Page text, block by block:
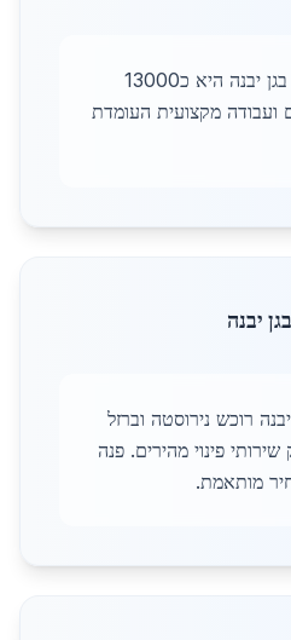
עלות נירוסטה למטבח בגן יבנה היא כ13000
ועבודה מקצועית העומדת
יבנה
רוכש נירוסטה וברזל
פינוי מהירים. פנה
מותאמת.